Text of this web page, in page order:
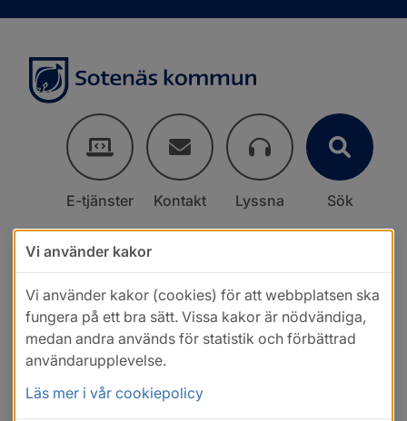
E-tjänster Kontakt Lyssna Sök
Vi använder kakor
Vi använder kakor (cookies) för att webbplatsen ska
fungera på ett bra sätt. Vissa kakor är nödvändiga,
medan andra används för statistik och förbättrad
användarupplevelse.
Läs mer i vår cookiepolicy